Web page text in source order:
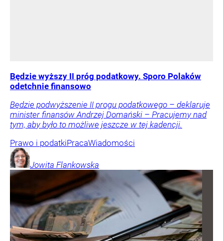
Będzie wyższy II próg podatkowy. Sporo Polaków
odetchnie finansowo
Będzie podwyższenie II progu podatkowego – deklaruje
minister finansów Andrzej Domański – Pracujemy nad
tym, aby było to możliwe jeszcze w tej kadencji.
Prawo i podatkiPracaWiadomości
Jowita Flankowska